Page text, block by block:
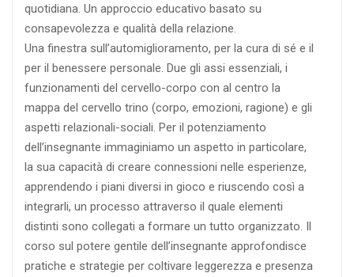
quotidiana. Un approccio educativo basato su
consapevolezza e qualità della relazione.
Una finestra sull’automiglioramento, per la cura di sé e il
per il benessere personale. Due gli assi essenziali, i
funzionamenti del cervello-corpo con al centro la
mappa del cervello trino (corpo, emozioni, ragione) e gli
aspetti relazionali-sociali. Per il potenziamento
dell’insegnante immaginiamo un aspetto in particolare,
la sua capacità di creare connessioni nelle esperienze,
apprendendo i piani diversi in gioco e riuscendo così a
integrarli, un processo attraverso il quale elementi
distinti sono collegati a formare un tutto organizzato. Il
corso sul potere gentile dell’insegnante approfondisce
pratiche e strategie per coltivare leggerezza e presenza